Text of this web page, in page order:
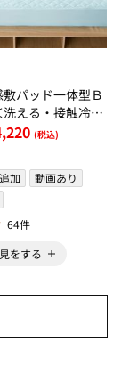
パッド一体型Ｂ
洗える・接触冷
時短・家事楽・
ツ・寝苦しさ対策
(税込)
加
動画あり
64件
をする